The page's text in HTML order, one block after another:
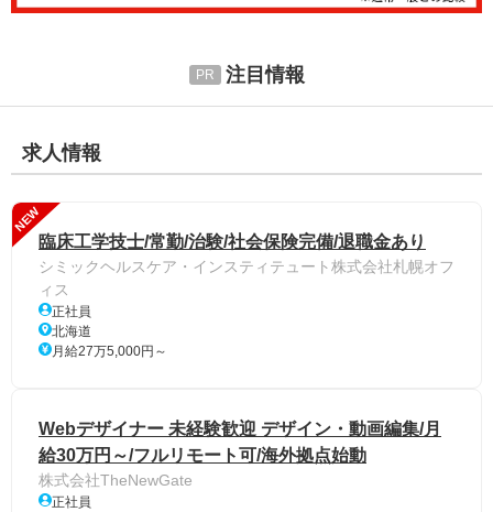
注目情報
求人情報
NEW
臨床工学技士/常勤/治験/社会保険完備/退職金あり
シミックヘルスケア・インスティテュート株式会社札幌オフ
ィス
正社員
北海道
月給27万5,000円～
Webデザイナー 未経験歓迎 デザイン・動画編集/月
給30万円～/フルリモート可/海外拠点始動
株式会社TheNewGate
正社員